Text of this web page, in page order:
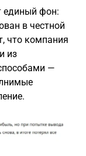
единый фон:
в честной
что компания
из
—